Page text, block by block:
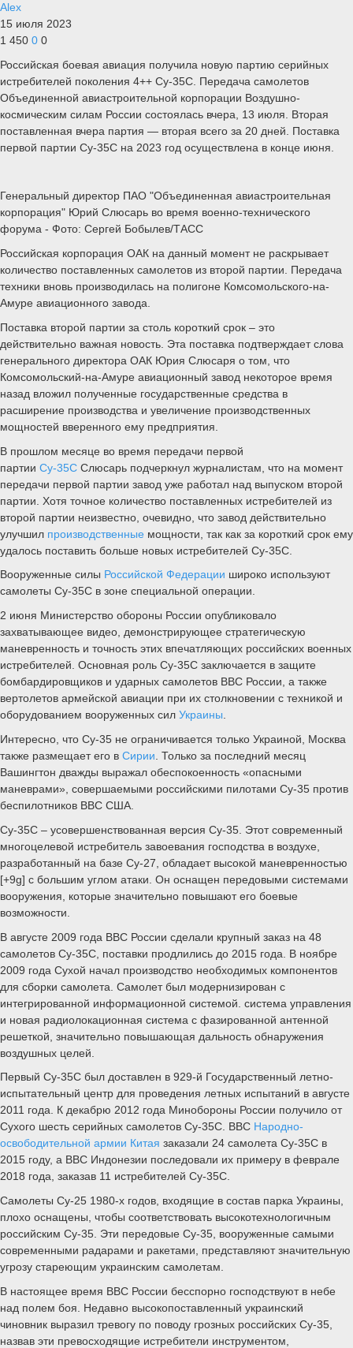
Alex
15 июля 2023
1 450 0 0
Российская боевая авиация получила новую партию серийных
истребителей поколения 4++ Су-35С. Передача самолетов
Объединенной авиастроительной корпорации Воздушно-
космическим силам России состоялась вчера, 13 июля. Вторая
поставленная вчера партия — вторая всего за 20 дней. Поставка
первой партии Су-35С на 2023 год осуществлена в конце июня.
Генеральный директор ПАО "Объединенная авиастроительная
корпорация" Юрий Слюсарь во время военно-технического
форума - Фото: Сергей Бобылев/ТАСС
Российская корпорация ОАК на данный момент не раскрывает
техники вновь производилась на полигоне Комсомольского-на-
Амуре авиационного завода.
Поставка второй партии за столь короткий срок – это
действительно важная новость. Эта поставка подтверждает слова
Комсомольский-на-Амуре авиационный завод некоторое время
назад вложил полученные государственные средства в
расширение производства и увеличение производственных
мощностей вверенного ему предприятия.
В прошлом месяце во время передачи первой
передачи первой партии завод уже работал над выпуском второй
партии. Хотя точное количество поставленных истребителей из
второй партии неизвестно, очевидно, что завод действительно
улучшил
мощности, так как за короткий срок ему
удалось поставить больше новых истребителей Су-35С.
Вооруженные силыРоссийской Федерациишироко используют
самолеты Су-35С в зоне специальной операции.
2 июня Министерство обороны России опубликовало
захватывающее видео, демонстрирующее стратегическую
маневренность и точность этих впечатляющих российских военных
истребителей. Основная роль Су-35С заключается в защите
бомбардировщиков и ударных самолетов ВВС России, а также
вертолетов армейской авиации при их столкновении с техникой и
оборудованием вооруженных силУкраины.
Интересно, что Су-35 не ограничивается только Украиной, Москва
также размещает его вСирии. Только за последний месяц
Вашингтон дважды выражал обеспокоенность «опасными
маневрами», совершаемыми российскими пилотами Су-35 против
беспилотников ВВС США.
Су-35С – усовершенствованная версия Су-35. Этот современный
многоцелевой истребитель завоевания господства в воздухе,
разработанный на базе Су-27, обладает высокой маневренностью
[+9g] с большим углом атаки. Он оснащен передовыми системами